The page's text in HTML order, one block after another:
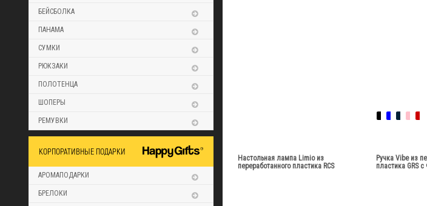
БЕЙСБОЛКА
ПАНАМА
СУМКИ
РЮКЗАКИ
ПОЛОТЕНЦА
ШОПЕРЫ
РЕМУВКИ
КОРПОРАТИВНЫЕ ПОДАРКИ
АРОМАПОДАРКИ
БРЕЛОКИ
Настольная лампа Limio из
переработанного пластика RCS
Ручка Vibe из
пластика GRS